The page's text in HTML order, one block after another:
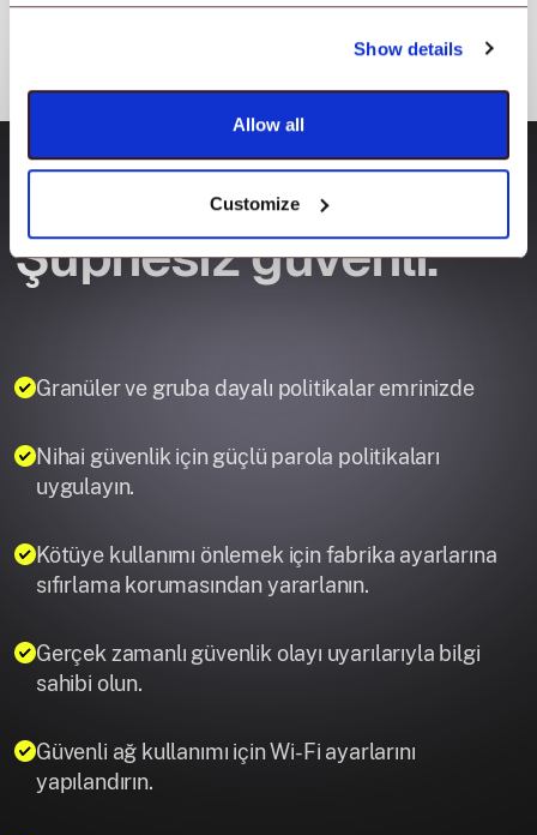
Show details
Allow all
Customize
Şüphesiz güvenli.
Granüler ve gruba dayalı politikalar emrinizde
Nihai güvenlik için güçlü parola politikaları
uygulayın.
Kötüye kullanımı önlemek için fabrika ayarlarına
sıfırlama korumasından yararlanın.
Gerçek zamanlı güvenlik olayı uyarılarıyla bilgi
sahibi olun.
Güvenli ağ kullanımı için Wi-Fi ayarlarını
yapılandırın.